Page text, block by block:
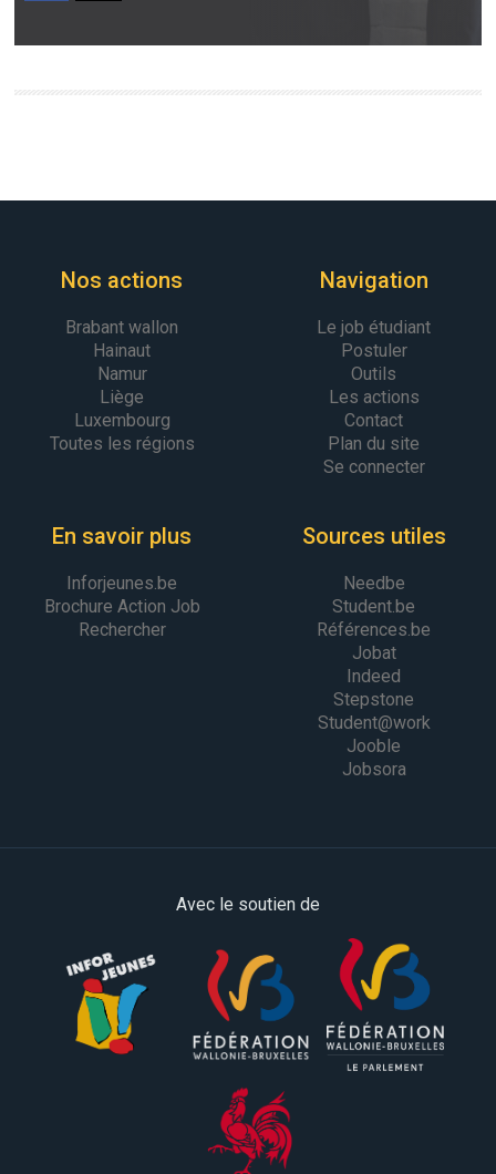
Nos actions
Brabant wallon
Hainaut
Namur
Liège
Luxembourg
Toutes les régions
Navigation
Le job étudiant
Postuler
Outils
Les actions
Contact
Plan du site
Se connecter
En savoir plus
Inforjeunes.be
Brochure Action Job
Rechercher
Sources utiles
Needbe
Student.be
Références.be
Jobat
Indeed
Stepstone
Student@work
Jooble
Jobsora
Avec le soutien de